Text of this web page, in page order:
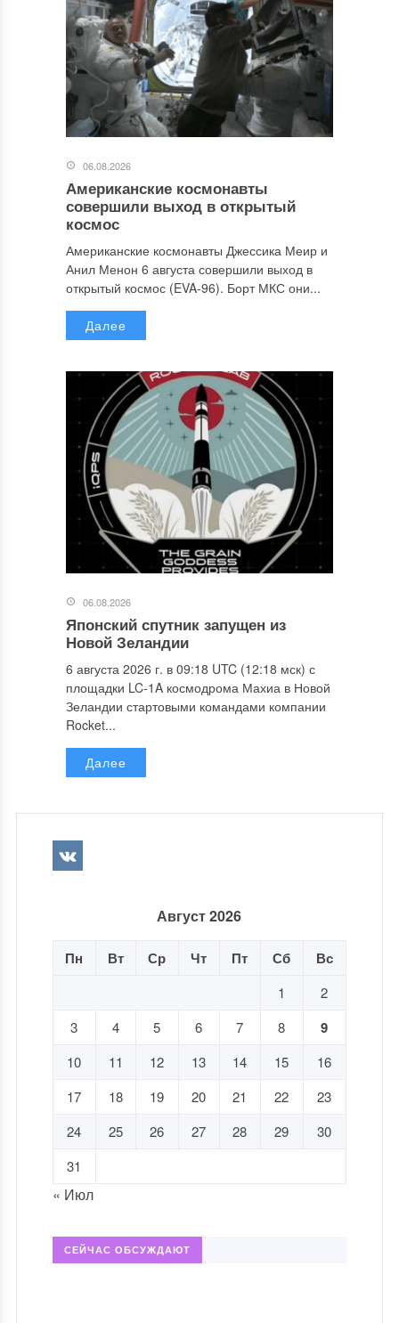
06.08.2026
Американские космонавты
совершили выход в открытый
космос
Американские космонавты Джессика Меир и
Анил Менон 6 августа совершили выход в
открытый космос (EVA-96). Борт МКС они...
Далее
06.08.2026
Японский спутник запущен из
Новой Зеландии
6 августа 2026 г. в 09:18 UTC (12:18 мск) с
площадки LC-1A космодрома Махиа в Новой
Зеландии стартовыми командами компании
Rocket...
Далее
Август 2026
Пн Вт Ср Чт Пт Сб Вс
1
2
3
4 5 6 7 8 9
10 11 12 13 14 15
16
17
18 19 20 21 22
23
24
25 26 27 28 29
30
31
« Июл
СЕЙЧАС ОБСУЖДАЮТ